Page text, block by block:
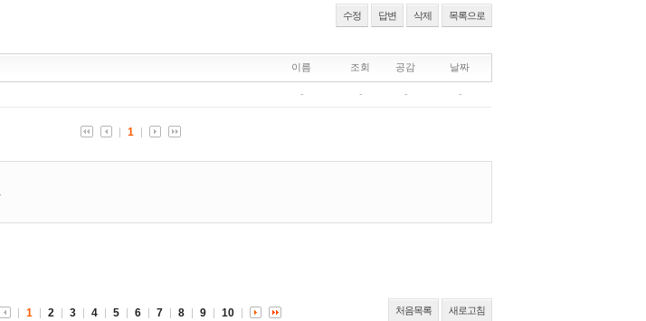
수정 답변 삭제 목록으로
처음목록 새로고침
1 2 3 4 5 6 7 8 9 10